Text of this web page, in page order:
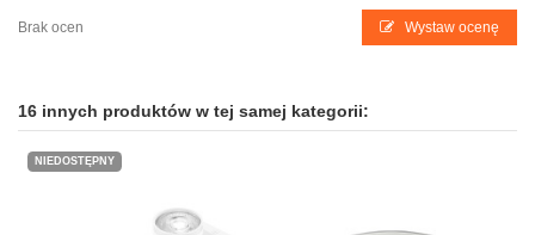
Brak ocen Wystaw ocenę
16 innych produktów w tej samej kategorii:
NIEDOSTĘPNY